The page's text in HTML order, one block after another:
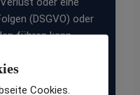
(DSGVO) oder
führen kann.
und große
Cookies.